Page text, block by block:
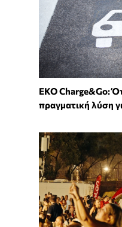
EKO Charge&Go:
πραγματική λύση